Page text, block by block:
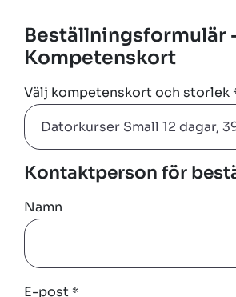
Beställningsformulär
Kompetenskort
Välj kompetenskort och storlek
Kontaktperson för
Namn
E-post *